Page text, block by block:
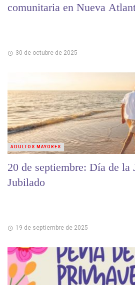
comunitaria en Nueva
30 de octubre de 2025
20 de septiembre: Día de la
Jubilado
19 de septiembre de 2025
ADULTOS MAYORES